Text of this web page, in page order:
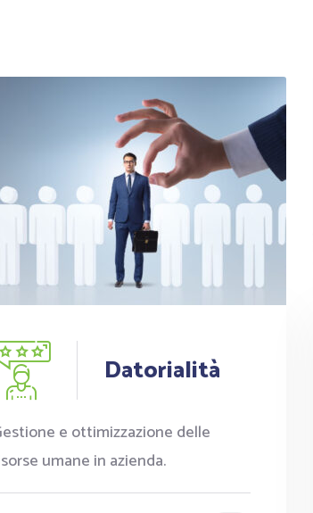
Datorialità
e ottimizzazione delle
umane in azienda.